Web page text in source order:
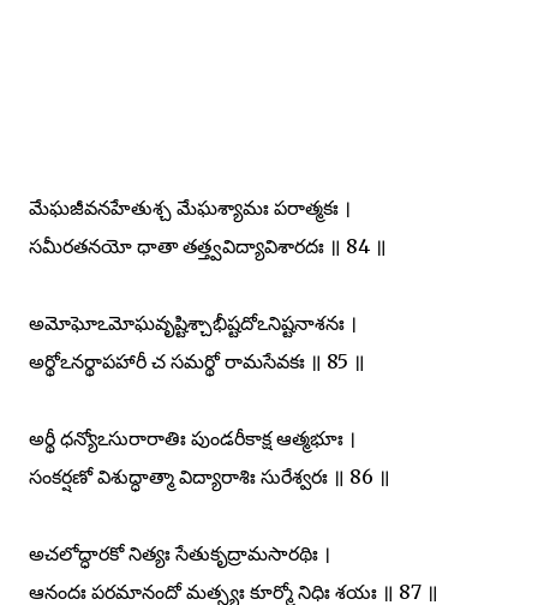
మేఘజీవనహేతుశ్చ మేఘశ్యామః పరాత్మకః ।
సమీరతనయో ధాతా తత్త్వవిద్యావిశారదః ॥ 84 ॥
అమోఘోఽమోఘవృష్టిశ్చాభీష్టదోఽనిష్టనాశనః ।
అర్థోఽనర్థాపహారీ చ సమర్థో రామసేవకః ॥ 85 ॥
అర్థీ ధన్యోఽసురారాతిః పుండరీకాక్ష ఆత్మభూః ।
సంకర్షణో విశుద్ధాత్మా విద్యారాశిః సురేశ్వరః ॥ 86 ॥
అచలోద్ధారకో నిత్యః సేతుకృద్రామసారథిః ।
ఆనందః పరమానందో మత్స్యః కూర్మో నిధిః శయః ॥ 87 ॥